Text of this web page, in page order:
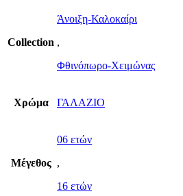
Collection
Άνοιξη-Καλοκαίρι
,
Φθινόπωρο-Χειμώνας
Χρώμα ΓΑΛΑΖΙΟ
Μέγεθος
06 ετών
,
16 ετών